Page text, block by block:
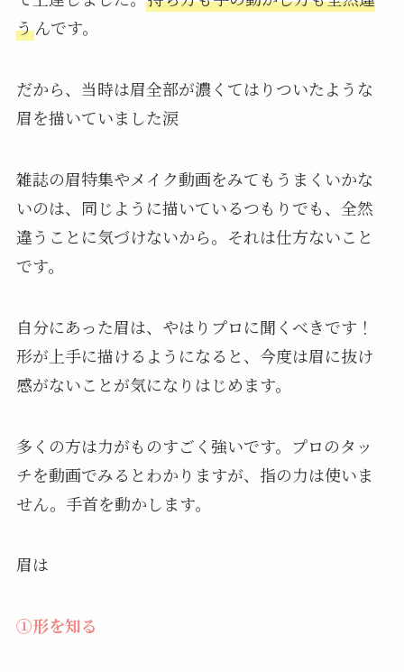
うんです。
だから、当時は眉全部が濃くてはりついたような
眉を描いていました涙
雑誌の眉特集やメイク動画をみてもうまくいかな
いのは、同じように描いているつもりでも、全然
違うことに気づけないから。それは仕方ないこと
です。
自分にあった眉は、やはりプロに聞くべきです！
形が上手に描けるようになると、今度は眉に抜け
感がないことが気になりはじめます。
多くの方は力がものすごく強いです。プロのタッ
チを動画でみるとわかりますが、指の力は使いま
せん。手首を動かします。
眉は
①形を知る